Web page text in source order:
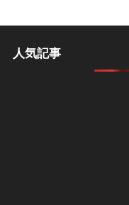
人気記事